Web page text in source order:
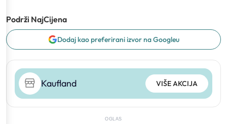
Podrži NajCijena
Dodaj kao preferirani izvor na Googleu
Kaufland VIŠE AKCIJA
OGLAS